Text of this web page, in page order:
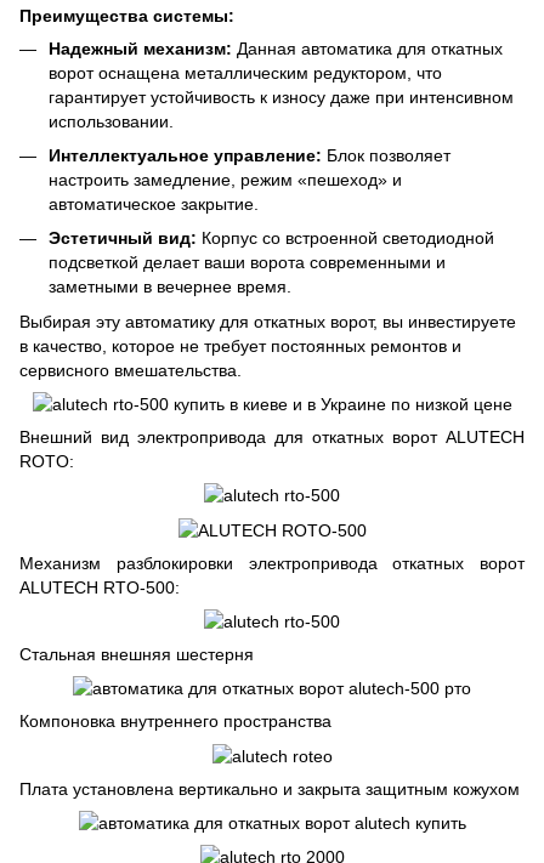
Преимущества системы:
Надежный механизм: Данная автоматика для откатных
ворот оснащена металлическим редуктором, что
гарантирует устойчивость к износу даже при интенсивном
использовании.
Интеллектуальное управление: Блок позволяет
настроить замедление, режим «пешеход» и
автоматическое закрытие.
Эстетичный вид: Корпус со встроенной светодиодной
подсветкой делает ваши ворота современными и
заметными в вечернее время.
Выбирая эту автоматику для откатных ворот, вы инвестируете
в качество, которое не требует постоянных ремонтов и
сервисного вмешательства.
Внешний вид электропривода для откатных ворот ALUTECH
ROTO:
Механизм разблокировки электропривода откатных ворот
ALUTECH RTO-500:
Стальная внешняя шестерня
Компоновка внутреннего пространства
Плата установлена вертикально и закрыта защитным кожухом